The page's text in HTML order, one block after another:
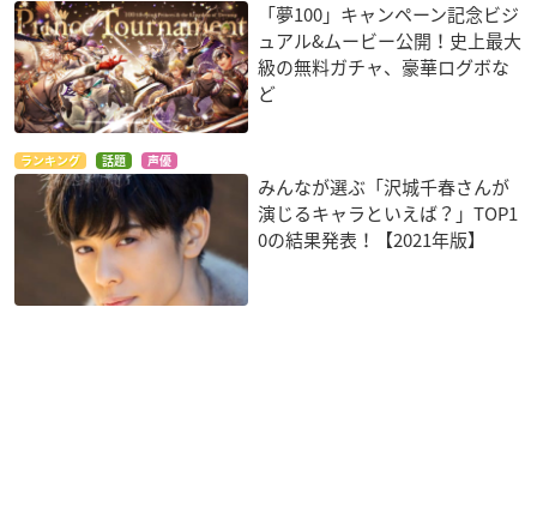
「夢100」キャンペーン記念ビジ
ュアル&ムービー公開！史上最大
級の無料ガチャ、豪華ログボな
ど
ランキング 話題 声優
みんなが選ぶ「沢城千春さんが
演じるキャラといえば？」TOP1
0の結果発表！【2021年版】